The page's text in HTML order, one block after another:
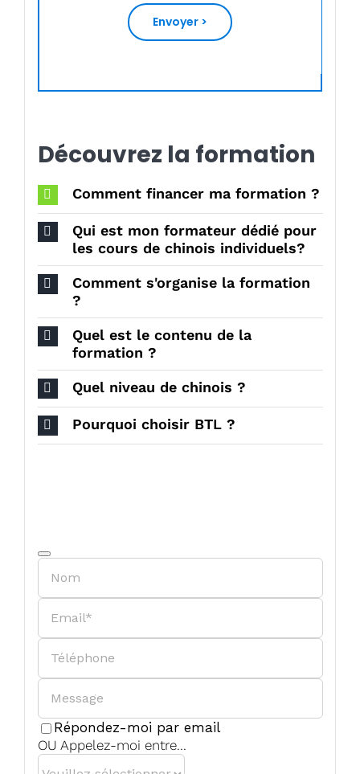
Envoyer >
Découvrez la formation
Comment financer ma formation ?
Qui est mon formateur dédié pour
les cours de chinois individuels?
Comment s'organise la formation
?
Quel est le contenu de la
formation ?
Quel niveau de chinois ?
Pourquoi choisir BTL ?
Répondez-moi par email
OU Appelez-moi entre...